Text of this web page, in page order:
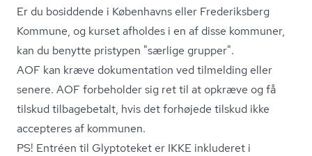
Er du bosiddende i Københavns eller Frederiksberg
Kommune, og kurset afholdes i en af disse kommuner,
kan du benytte pristypen "særlige grupper".
AOF kan kræve dokumentation ved tilmelding eller
senere. AOF forbeholder sig ret til at opkræve og få
tilskud tilbagebetalt, hvis det forhøjede tilskud ikke
accepteres af kommunen.
PS! Entréen til Glyptoteket er IKKE inkluderet i